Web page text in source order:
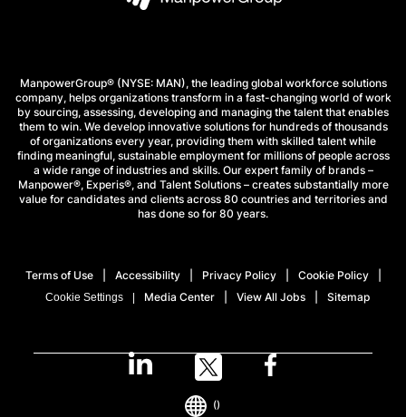
ManpowerGroup® (NYSE: MAN), the leading global workforce solutions
company, helps organizations transform in a fast-changing world of work
by sourcing, assessing, developing and managing the talent that enables
them to win. We develop innovative solutions for hundreds of thousands
of organizations every year, providing them with skilled talent while
finding meaningful, sustainable employment for millions of people across
a wide range of industries and skills. Our expert family of brands –
Manpower®, Experis®, and Talent Solutions – creates substantially more
value for candidates and clients across 80 countries and territories and
has done so for 80 years.
Terms of Use Accessibility Privacy Policy Cookie Policy
Cookie Settings Media Center View All Jobs Sitemap
()